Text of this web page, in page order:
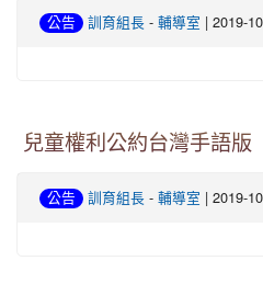
公告 訓育組長 - 輔導室 | 2019-
兒童權利公約台灣手語版
公告 訓育組長 - 輔導室 | 2019-